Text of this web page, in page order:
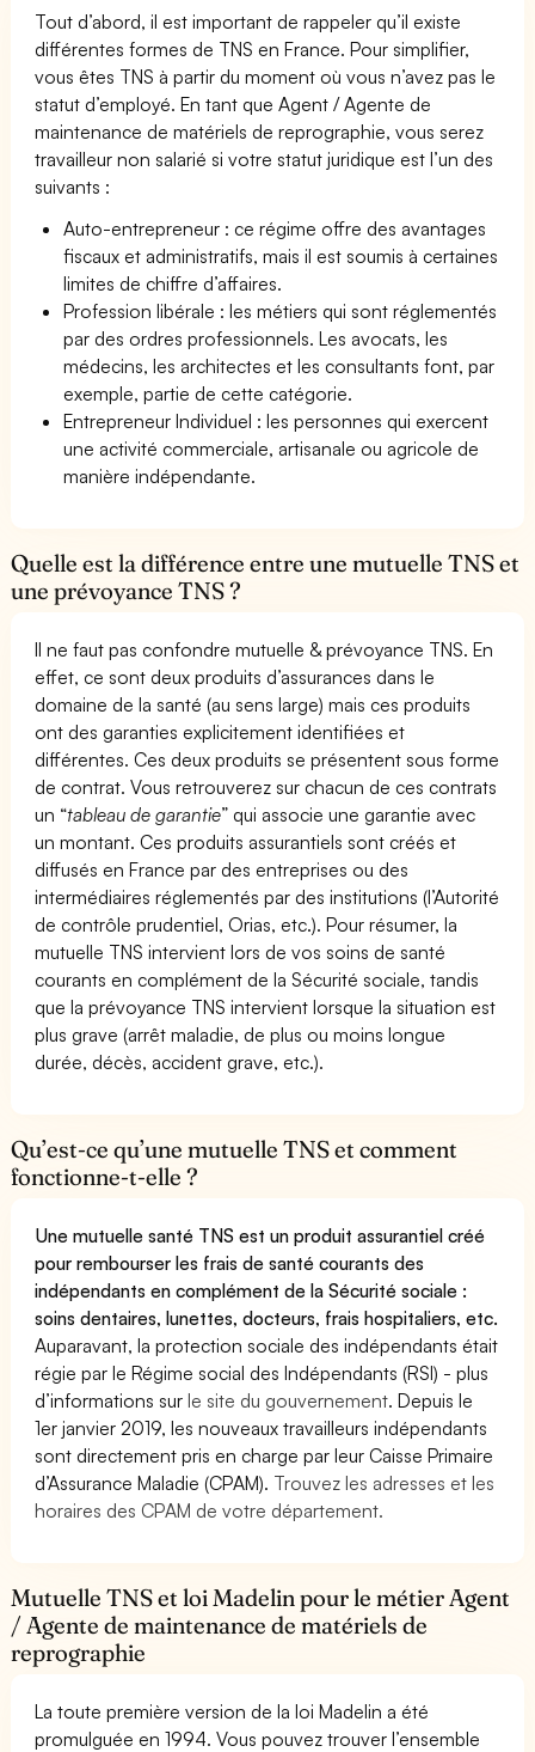
Tout d’abord, il est important de rappeler qu’il existe
différentes formes de TNS en France. Pour simplifier,
vous êtes TNS à partir du moment où vous n’avez pas le
statut d’employé. En tant que Agent / Agente de
maintenance de matériels de reprographie, vous serez
travailleur non salarié si votre statut juridique est l’un des
suivants :
Auto-entrepreneur : ce régime offre des avantages
fiscaux et administratifs, mais il est soumis à certaines
limites de chiffre d’affaires.
Profession libérale : les métiers qui sont réglementés
par des ordres professionnels. Les avocats, les
médecins, les architectes et les consultants font, par
exemple, partie de cette catégorie.
Entrepreneur Individuel : les personnes qui exercent
une activité commerciale, artisanale ou agricole de
manière indépendante.
Quelle est la différence entre une mutuelle TNS et
une prévoyance TNS ?
Il ne faut pas confondre mutuelle & prévoyance TNS. En
effet, ce sont deux produits d’assurances dans le
domaine de la santé (au sens large) mais ces produits
ont des garanties explicitement identifiées et
différentes. Ces deux produits se présentent sous forme
de contrat. Vous retrouverez sur chacun de ces contrats
un “tableau de garantie” qui associe une garantie avec
un montant. Ces produits assurantiels sont créés et
diffusés en France par des entreprises ou des
intermédiaires réglementés par des institutions (l’Autorité
de contrôle prudentiel, Orias, etc.). Pour résumer, la
mutuelle TNS intervient lors de vos soins de santé
courants en complément de la Sécurité sociale, tandis
que la prévoyance TNS intervient lorsque la situation est
plus grave (arrêt maladie, de plus ou moins longue
durée, décès, accident grave, etc.).
Qu’est-ce qu’une mutuelle TNS et comment
fonctionne-t-elle ?
Une mutuelle santé TNS est un produit assurantiel créé
pour rembourser les frais de santé courants des
indépendants en complément de la Sécurité sociale :
soins dentaires, lunettes, docteurs, frais hospitaliers, etc.
Auparavant, la protection sociale des indépendants était
régie par le Régime social des Indépendants (RSI) - plus
d’informations surle site du gouvernement. Depuis le
1er janvier 2019, les nouveaux travailleurs indépendants
sont directement pris en charge par leur Caisse Primaire
d’Assurance Maladie (CPAM). Trouvez les adresses et les
horaires des CPAM de votre département.
Mutuelle TNS et loi Madelin pour le métier Agent
/ Agente de maintenance de matériels de
reprographie
La toute première version de la loi Madelin a été
promulguée en 1994. Vous pouvez trouver l’ensemble